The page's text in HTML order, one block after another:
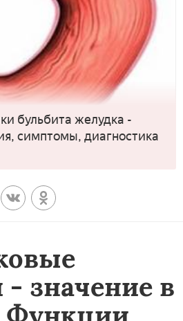
бульбита желудка -
симптомы, диагностика
- значение в